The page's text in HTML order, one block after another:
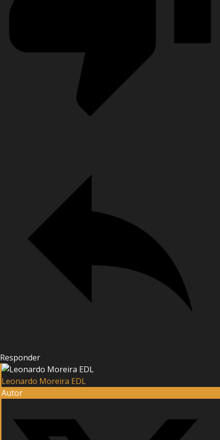
Responder
Leonardo Moreira EDL
Autor